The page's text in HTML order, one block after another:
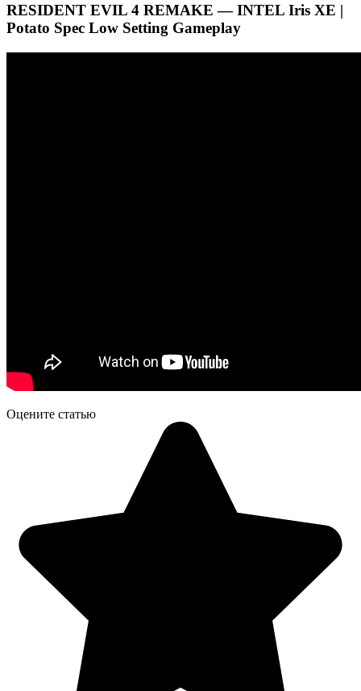
RESIDENT EVIL 4 REMAKE — INTEL Iris XE |
Potato Spec Low Setting Gameplay
Оцените статью